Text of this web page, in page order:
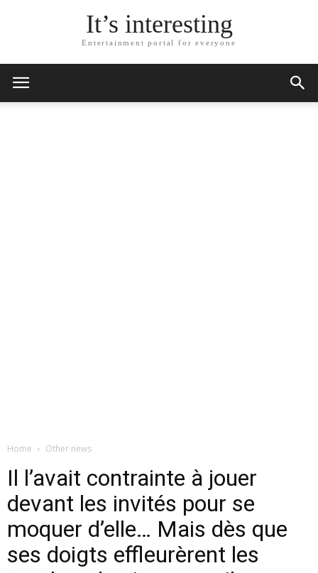
It’s interesting
Entertainment portal for everyone
Home Other news
Il l’avait contrainte à jouer
devant les invités pour se
moquer d’elle… Mais dès que
ses doigts effleurèrent les